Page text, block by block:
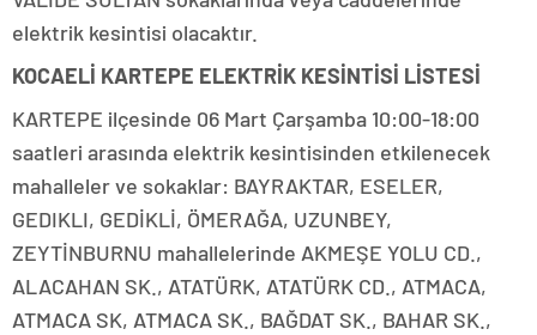
elektrik kesintisi olacaktır.
KOCAELİ KARTEPE ELEKTRİK KESİNTİSİ LİSTESİ
KARTEPE ilçesinde 06 Mart Çarşamba 10:00-18:00
saatleri arasında elektrik kesintisinden etkilenecek
mahalleler ve sokaklar: BAYRAKTAR, ESELER,
GEDIKLI, GEDİKLİ, ÖMERAĞA, UZUNBEY,
ZEYTİNBURNU mahallelerinde AKMEŞE YOLU CD.,
ALACAHAN SK., ATATÜRK, ATATÜRK CD., ATMACA,
ATMACA SK, ATMACA SK., BAĞDAT SK., BAHAR SK.,